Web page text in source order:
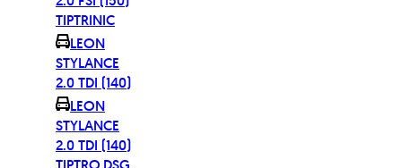
TIPTRINIC
LEON
STYLANCE
2.0 TDI (140)
LEON
STYLANCE
2.0 TDI (140)